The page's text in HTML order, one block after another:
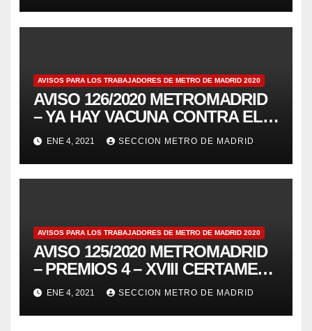
SOLIDARIZA CON LA LUCHA DE
AVISOS PARA LOS TRABAJADORES DE METRO DE MADRID 2020
AVISO 126/2020 METROMADRID
– YA HAY VACUNA CONTRA EL
COVID19, PERO NO LA HAY
CONTRA EL CAPITALISMO QUE
NOS DESTRUYE
ENE 4, 2021 SECCION METRO DE MADRID
AVISOS PARA LOS TRABAJADORES DE METRO DE MADRID 2020
AVISO 125/2020 METROMADRID
– PREMIOS 4 – XVIII CERTAMEN
DE RELATO BREVE “RAIMUNDO
ALONSO” UN METRO DE 350
PALABRAS.
ENE 4, 2021 SECCION METRO DE MADRID